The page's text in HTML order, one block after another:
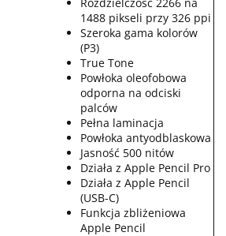
1488 pikseli przy 326 ppi
Szeroka gama kolorów
(P3)
True Tone
Powłoka oleofobowa
odporna na odciski
palców
Pełna laminacja
Powłoka antyodblaskowa
Jasność 500 nitów
Działa z Apple Pencil Pro
Działa z Apple Pencil
(USB-C)
Funkcja zbliżeniowa
Apple Pencil